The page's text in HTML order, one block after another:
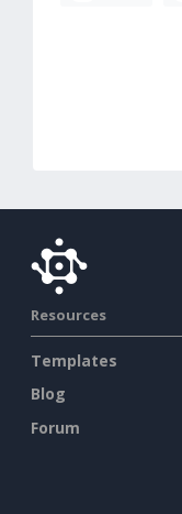
Resources
Templates
Blog
Forum